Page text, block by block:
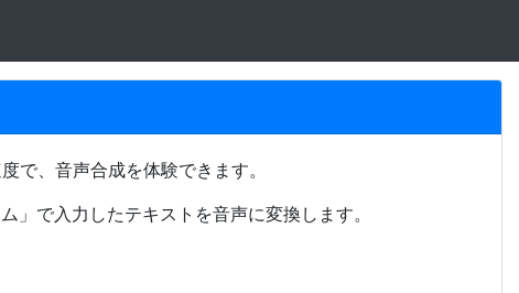
で、音声合成を体験できます。
」で入力したテキストを音声に変換します。